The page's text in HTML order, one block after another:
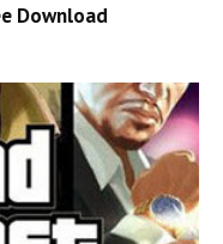
Download